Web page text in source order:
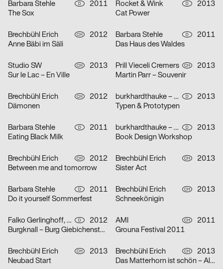
Barbara Stehle D
2011
The Sox
Rocket & Wink D
2013
Cat Power
Brechbühl Erich CH
2012
Anne Bäbi im Säli
Barbara Stehle D
2011
Das Haus des Waldes
Studio SW CH
2013
Sur le Lac – En Ville
Prill Vieceli Cremers CH
2013
Martin Parr – Souvenir
Brechbühl Erich CH
2012
Dämonen
burkhardthauke – büro für gestaltung D
2013
Typen & Prototypen
Barbara Stehle D
2011
Eating Black Milk
burkhardthauke – büro für gestaltung D
2013
Book Design Workshop
Brechbühl Erich CH
2012
Between me and tomorrow
Brechbühl Erich CH
2013
Sister Act
Barbara Stehle D
2011
Do it yourself Sommerfest
Brechbühl Erich CH
2013
Schneekönigin
Falko Gerlinghoff, Markus Lange D
2012
Burgknall – Burg Giebichenstein Jahresausstellung
AMI CH
2011
Grouna Festival 2011
Brechbühl Erich CH
2013
Neubad Start
Brechbühl Erich CH
2013
Das Matterhorn ist schön – Alpabzug